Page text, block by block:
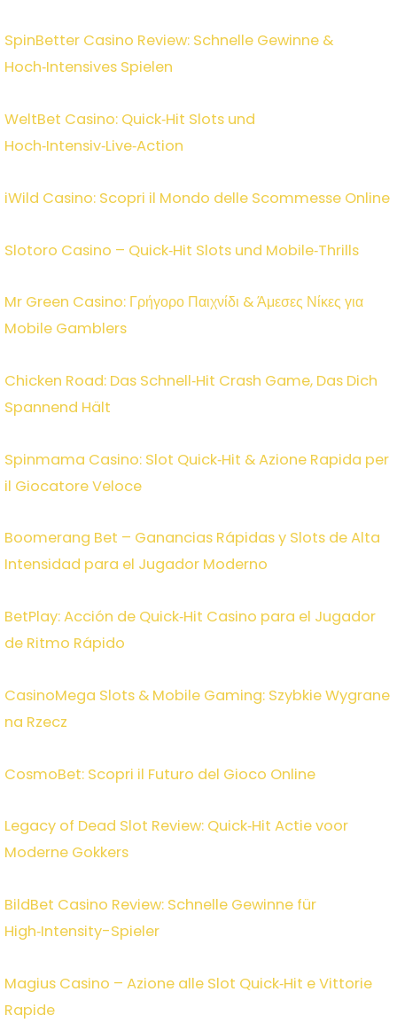
SpinBetter Casino Review: Schnelle Gewinne &
Hoch‑Intensives Spielen
WeltBet Casino: Quick‑Hit Slots und
Hoch‑Intensiv‑Live‑Action
iWild Casino: Scopri il Mondo delle Scommesse Online
Slotoro Casino – Quick‑Hit Slots und Mobile‑Thrills
Mr Green Casino: Γρήγορο Παιχνίδι & Άμεσες Νίκες για
Mobile Gamblers
Chicken Road: Das Schnell‑Hit Crash Game, Das Dich
Spannend Hält
Spinmama Casino: Slot Quick‑Hit & Azione Rapida per
il Giocatore Veloce
Boomerang Bet – Ganancias Rápidas y Slots de Alta
Intensidad para el Jugador Moderno
BetPlay: Acción de Quick‑Hit Casino para el Jugador
de Ritmo Rápido
CasinoMega Slots & Mobile Gaming: Szybkie Wygrane
na Rzecz
CosmoBet: Scopri il Futuro del Gioco Online
Legacy of Dead Slot Review: Quick‑Hit Actie voor
Moderne Gokkers
BildBet Casino Review: Schnelle Gewinne für
High‑Intensity-Spieler
Magius Casino – Azione alle Slot Quick‑Hit e Vittorie
Rapide